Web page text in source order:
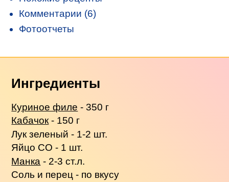
Комментарии (6)
Фотоотчеты
Ингредиенты
Куриное филе - 350 г
Кабачок- 150 г
Лук зеленый - 1-2 шт.
Яйцо СО - 1 шт.
Манка - 2-3 ст.л.
Соль и перец - по вкусу